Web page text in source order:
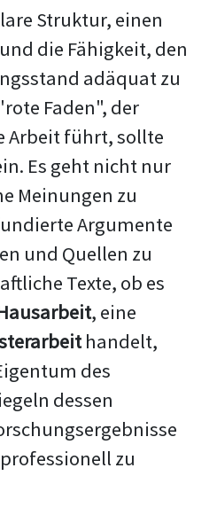
Struktur, einen
die Fähigkeit, den
adäquat zu
Faden", der
Arbeit führt, sollte
Es geht nicht nur
Meinungen zu
Argumente
und Quellen zu
Texte, ob es
, eine
handelt,
des
dessen
zu